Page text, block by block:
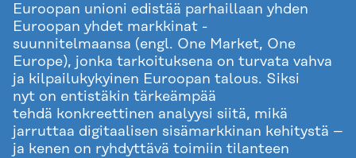
Euroopan unioni edistää parhaillaan yhden
Euroopan yhdet markkinat -
suunnitelmaansa (engl. One Market, One
Europe), jonka tarkoituksena on turvata vahva
ja kilpailukykyinen Euroopan talous. Siksi
nyt on entistäkin tärkeämpää
tehdä konkreettinen analyysi siitä, mikä
jarruttaa digitaalisen sisämarkkinan kehitystä –
ja kenen on ryhdyttävä toimiin tilanteen